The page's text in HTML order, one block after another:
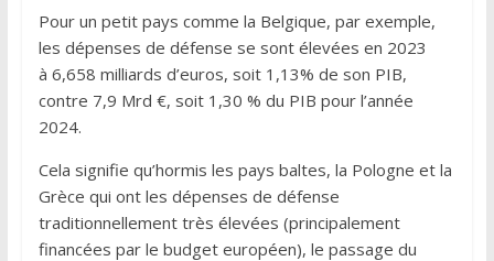
Pour un petit pays comme la Belgique, par exemple,
les dépenses de défense se sont élevées en 2023
à 6,658 milliards d’euros, soit 1,13% de son PIB,
contre 7,9 Mrd €, soit 1,30 % du PIB pour l’année
2024.
Cela signifie qu’hormis les pays baltes, la Pologne et la
Grèce qui ont les dépenses de défense
traditionnellement très élevées (principalement
financées par le budget européen), le passage du